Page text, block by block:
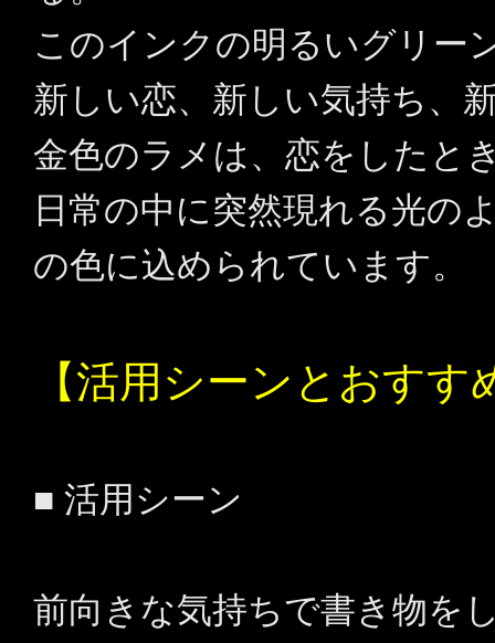
このインクの明るいグリー
新しい恋、新しい気持ち、
金色のラメは、恋をしたと
日常の中に突然現れる光の
の色に込められています。
【活用シーンとおすす
■ 活用シーン
前向きな気持ちで書き物を